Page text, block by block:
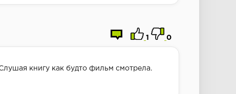
1 0
книгу как будто фильм смотрела.